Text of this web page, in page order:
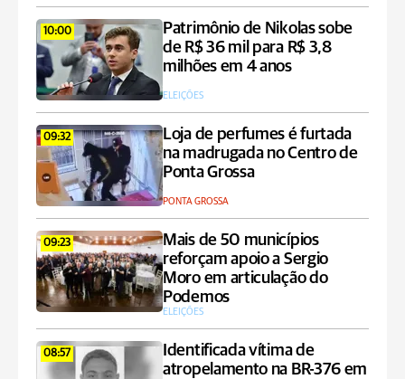
10:00
Patrimônio de Nikolas sobe
de R$ 36 mil para R$ 3,8
milhões em 4 anos
ELEIÇÕES
09:32
Loja de perfumes é furtada
na madrugada no Centro de
Ponta Grossa
PONTA GROSSA
09:23
Mais de 50 municípios
reforçam apoio a Sergio
Moro em articulação do
Podemos
ELEIÇÕES
08:57
Identificada vítima de
atropelamento na BR-376 em